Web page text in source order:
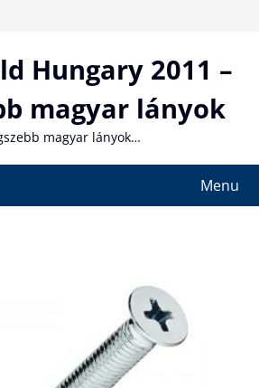
Hungary 2011 –
magyar lányok
magyar lányok…
Menu